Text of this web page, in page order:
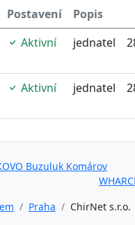
Postavení Popis
Aktivní jednatel
Aktivní jednatel
Buzuluk Komárov
Praha ChirNet s.r.o.